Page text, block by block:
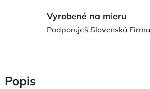
Vyrobené na mieru
Podporuješ Slovenskú Firmu
Popis